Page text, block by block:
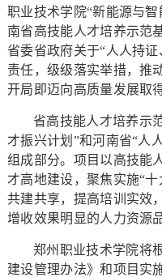
职业技术学院“新能源与
南省高技能人才培养示范
省委省政府关于“人人持
责任，级级落实举措，推
开局即迈向高质量发展取
省高技能人才培养示
才振兴计划”和河南省“人
组成部分。项目以高技能
才高地建设，聚焦实施“
共建共享，提高培训实效
增收效果明显的人力资源
郑州职业技术学院将
建设管理办法》和项目实